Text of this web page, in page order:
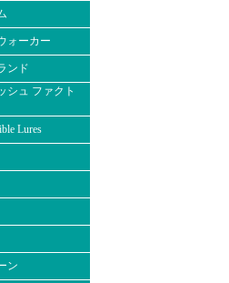
ォーカー
ンド
シュ ファクト
Lures
ン